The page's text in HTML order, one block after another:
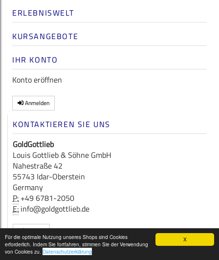
X
Für die optimale Nutzung unseres Shops sind Cookies
erforderlich. Indem Sie fortfahren, stimmen Sie der Verwendung
von Cookies zu. Datenschutzerklärung
ERLEBNISWELT
KURSANGEBOTE
IHR KONTO
Konto eröffnen
Anmelden
KONTAKTIEREN SIE UNS
GoldGottlieb
Louis Gottlieb & Söhne GmbH
Nahestraße 42
55743 Idar-Oberstein
Germany
P: +49 6781-2050
E: info@goldgottlieb.de
Kontakt
Copyright © 2026 GoldGottlieb